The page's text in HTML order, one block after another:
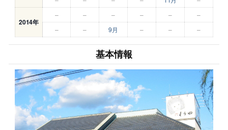
2014年
– – – – –
–
–
– 9月 – – –
基本情報